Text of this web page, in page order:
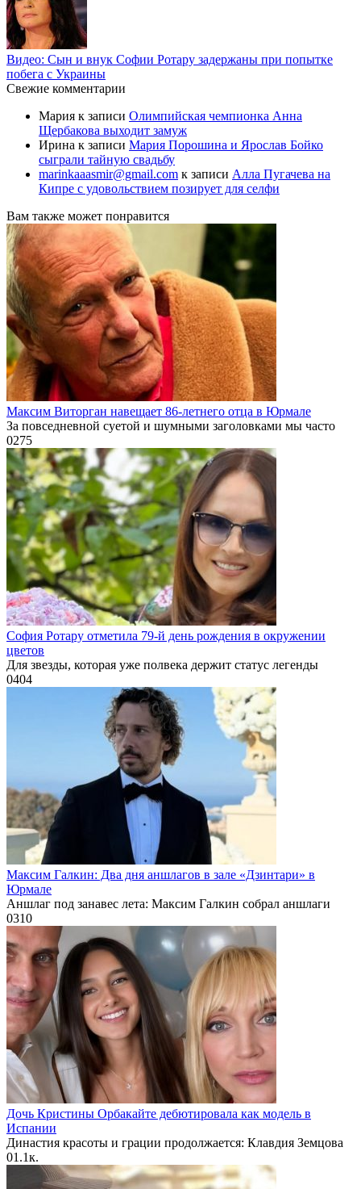
Видео: Сын и внук Софии Ротару задержаны при попытке
побега с Украины
Свежие комментарии
Мария к записи Олимпийская чемпионка Анна
Щербакова выходит замуж
Ирина к записи Мария Порошина и Ярослав Бойко
сыграли тайную свадьбу
marinkaaasmir@gmail.com к записи Алла Пугачева на
Кипре с удовольствием позирует для селфи
Вам также может понравится
Максим Виторган навещает 86-летнего отца в Юрмале
За повседневной суетой и шумными заголовками мы часто
0275
София Ротару отметила 79-й день рождения в окружении
цветов
Для звезды, которая уже полвека держит статус легенды
0404
Максим Галкин: Два дня аншлагов в зале «Дзинтари» в
Юрмале
Аншлаг под занавес лета: Максим Галкин собрал аншлаги
0310
Дочь Кристины Орбакайте дебютировала как модель в
Испании
Династия красоты и грации продолжается: Клавдия Земцова
01.1к.